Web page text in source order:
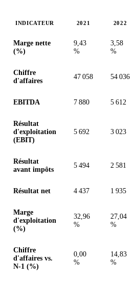
INDICATEUR 2021 2022
Marge nette
(%)
9,43
%
3,58
%
Chiffre
d'affaires
47 058 54 036
EBITDA 7 880 5 612
Résultat
d'exploitation
(EBIT)
5 692 3 023
Résultat
avant impôts
5 494 2 581
Résultat net 4 437 1 935
Marge
d'exploitation
(%)
32,96
%
27,04
%
Chiffre
d'affaires vs.
N-1 (%)
0,00
%
14,83
%